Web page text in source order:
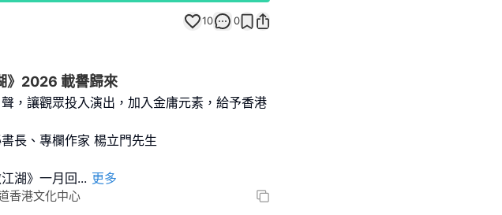
10 0
》2026 載譽歸來
聲，讓觀眾投入演出，加入金庸元素，給予香港
長、專欄作家 楊立門先生
湖》一月回... 更多
香港文化中心